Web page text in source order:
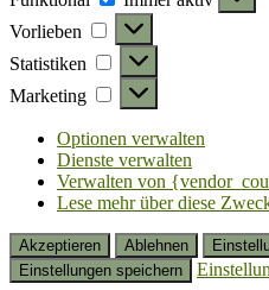
Vorlieben
Vorlieben
Statistiken Statistiken
Marketing Marketing
Optionen verwalten
Dienste verwalten
Verwalten von
Lese mehr über diese
Akzeptieren Ablehnen
Einstellungen speichern